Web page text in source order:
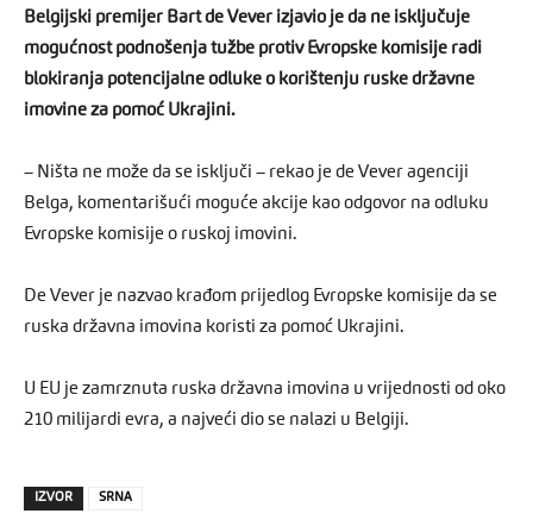
Belgijski premijer Bart de Vever izjavio je da ne isključuje
mogućnost podnošenja tužbe protiv Evropske komisije radi
blokiranja potencijalne odluke o korištenju ruske državne
imovine za pomoć Ukrajini.
– Ništa ne može da se isključi – rekao je de Vever agenciji
Belga, komentarišući moguće akcije kao odgovor na odluku
Evropske komisije o ruskoj imovini.
De Vever je nazvao krađom prijedlog Evropske komisije da se
ruska državna imovina koristi za pomoć Ukrajini.
U EU je zamrznuta ruska državna imovina u vrijednosti od oko
210 milijardi evra, a najveći dio se nalazi u Belgiji.
IZVOR SRNA